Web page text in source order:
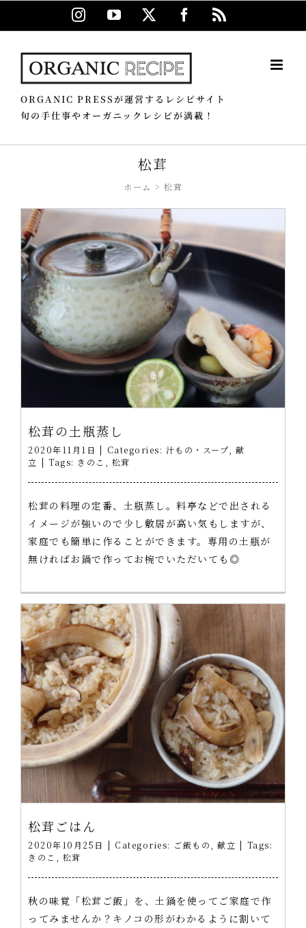
Instagram
YouTube Facebook
ORGANIC PRESSが運営するレシピサイト
旬の手仕事やオーガニックレシピが満載！
松茸
ホーム 松茸
松茸の土瓶蒸し
2020年11月1日 | Categories: 汁もの・スープ
献
立 | Tags: きのこ 松茸
松茸の料理の定番、土瓶蒸し。料亭などで出される
イメージが強いので少し敷居が高い気もしますが、
家庭でも簡単に作ることができます。専用の土瓶が
無ければお鍋で作ってお椀でいただいても◎
松茸ごはん
2020年10月25日 | Categories: ご飯もの 献立 | Tags:
きのこ
松茸
秋の味覚「松茸ご飯」を、土鍋を使ってご家庭で作
ってみませんか？キノコの形がわかるように割いて